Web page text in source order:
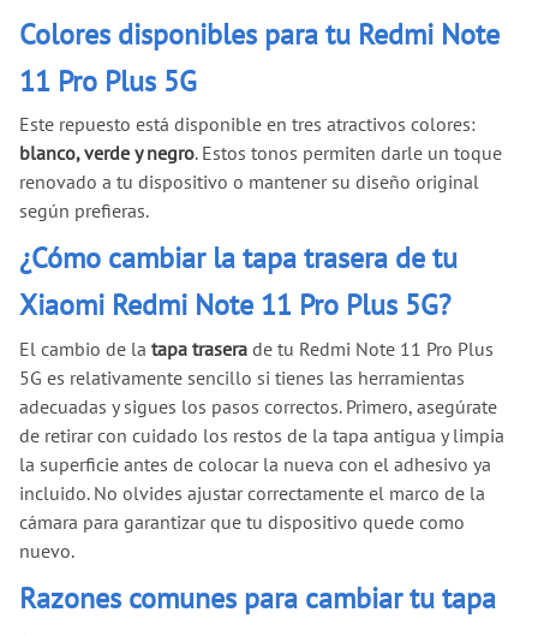
Colores disponibles para tu Redmi Note
11 Pro Plus 5G
Este repuesto está disponible en tres atractivos colores:
blanco, verde y negro. Estos tonos permiten darle un toque
renovado a tu dispositivo o mantener su diseño original
según prefieras.
¿Cómo cambiar la tapa trasera de tu
Xiaomi Redmi Note 11 Pro Plus 5G?
El cambio de la tapa trasera de tu Redmi Note 11 Pro Plus
5G es relativamente sencillo si tienes las herramientas
adecuadas y sigues los pasos correctos. Primero, asegúrate
de retirar con cuidado los restos de la tapa antigua y limpia
la superficie antes de colocar la nueva con el adhesivo ya
incluido. No olvides ajustar correctamente el marco de la
cámara para garantizar que tu dispositivo quede como
nuevo.
Razones comunes para cambiar tu tapa